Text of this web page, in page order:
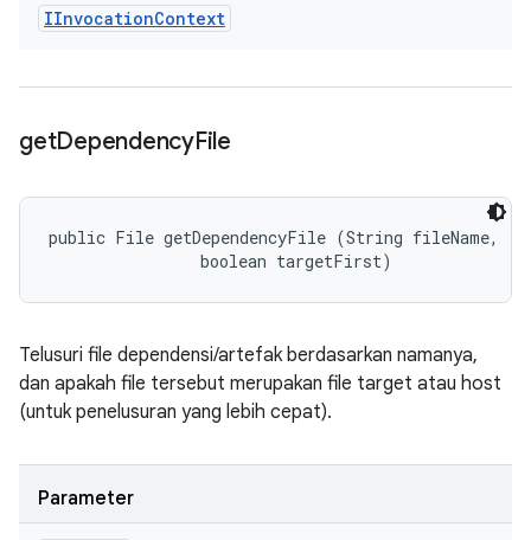
IInvocationContext
getDependencyFile
public File getDependencyFile (String fileName,
                boolean targetFirst)
Telusuri file dependensi/artefak berdasarkan namanya,
dan apakah file tersebut merupakan file target atau host
(untuk penelusuran yang lebih cepat).
Parameter